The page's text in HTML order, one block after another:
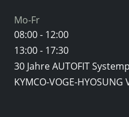
Mo-Fr
08:00 - 12:00
13:00 - 17:30
30 Jahre AUTOFIT
KYMCO-VOGE-